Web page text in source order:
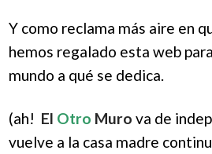
Y como reclama más aire en
hemos regalado esta web
mundo a qué se dedica.
(ah! El Otro Muro va de
vuelve a la casa madre